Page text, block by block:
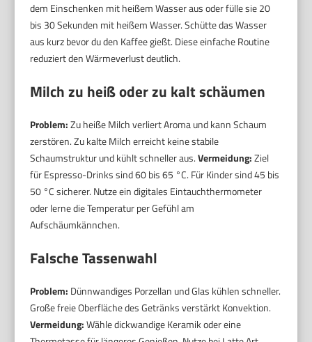
dem Einschenken mit heißem Wasser aus oder fülle sie 20
bis 30 Sekunden mit heißem Wasser. Schütte das Wasser
aus kurz bevor du den Kaffee gießt. Diese einfache Routine
reduziert den Wärmeverlust deutlich.
Milch zu heiß oder zu kalt schäumen
Problem:Zu heiße Milch verliert Aroma und kann Schaum
zerstören. Zu kalte Milch erreicht keine stabile
Schaumstruktur und kühlt schneller aus.Vermeidung:Ziel
für Espresso-Drinks sind 60 bis 65 °C. Für Kinder sind 45 bis
50 °C sicherer. Nutze ein digitales Eintauchthermometer
oder lerne die Temperatur per Gefühl am
Aufschäumkännchen.
Falsche Tassenwahl
Problem: Dünnwandiges Porzellan und Glas kühlen schneller.
Große freie Oberfläche des Getränks verstärkt Konvektion.
Vermeidung:Wähle dickwandige Keramik oder eine